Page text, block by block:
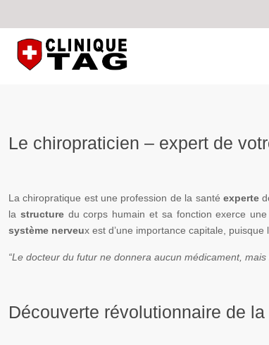
Le chiropraticien – expert de
La chiropratique est une profession de la santé experte
la structuredu corps humain et sa fonction exerce
système nerveux est d’une importance capitale,
“Le docteur du futur ne donnera aucun médicament,
Découverte révolutionnaire de